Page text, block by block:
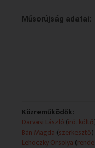
Műsorújság adatai:
Közreműködők:
Darvasi László (író, költő
Bán Magda (szerkesztő)
Lehoczky Orsolya (